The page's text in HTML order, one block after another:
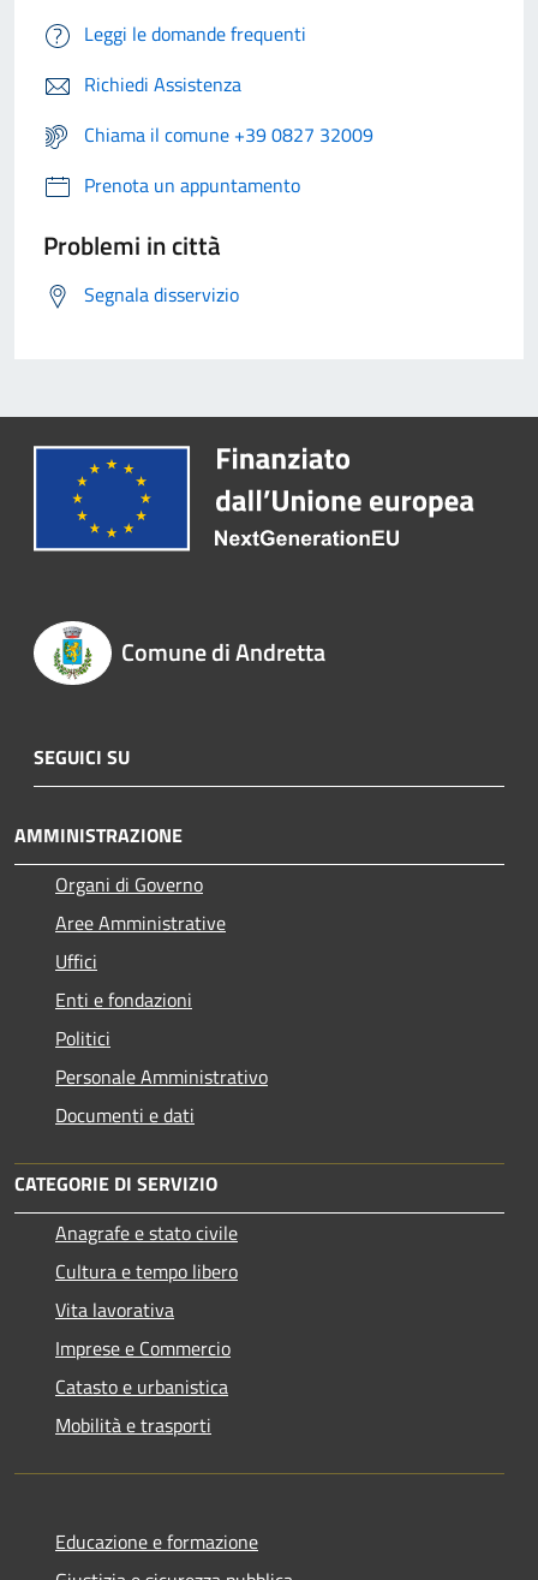
Leggi le domande frequenti
Richiedi Assistenza
Chiama il comune +39 0827 32009
Prenota un appuntamento
Problemi in città
Segnala disservizio
Comune di Andretta
SEGUICI SU
AMMINISTRAZIONE
Organi di Governo
Aree Amministrative
Uffici
Enti e fondazioni
Politici
Personale Amministrativo
Documenti e dati
CATEGORIE DI SERVIZIO
Anagrafe e stato civile
Cultura e tempo libero
Vita lavorativa
Imprese e Commercio
Catasto e urbanistica
Mobilità e trasporti
Educazione e formazione